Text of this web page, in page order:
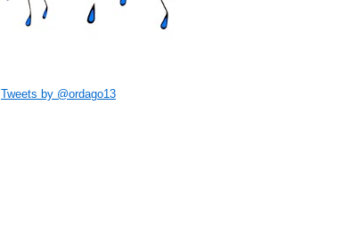
Tweets by @ordago13